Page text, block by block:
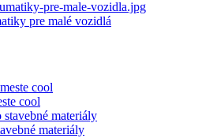
pre malé vozidlá
cool
materiály